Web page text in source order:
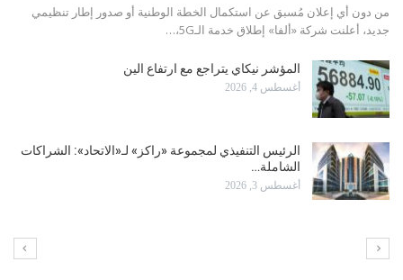
أغسطس 3, 2026
منذ إقرار قانون الاتصالات رقم 431 عام 2002، لم يكن الهدف إنشاء الهيئة
رئيس «أبل» التنفيذي الجديد يهدف إلى مواصلة التقدم
تريليون…